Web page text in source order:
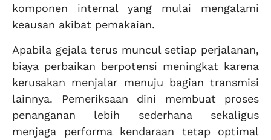
komponen internal yang mulai mengalami
keausan akibat pemakaian.
Apabila gejala terus muncul setiap perjalanan,
biaya perbaikan berpotensi meningkat karena
kerusakan menjalar menuju bagian transmisi
lainnya. Pemeriksaan dini membuat proses
penanganan lebih sederhana sekaligus
menjaga performa kendaraan tetap optimal